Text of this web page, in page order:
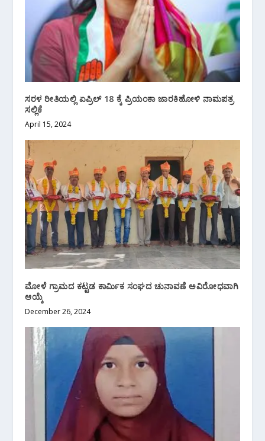
ಸರಳ ರೀತಿಯಲ್ಲಿ ಏಪ್ರಿಲ್ 18 ಕ್ಕೆ ಪ್ರಿಯಂಕಾ ಜಾರಕಿಹೋಳಿ ನಾಮಪತ್ರ
ಸಲ್ಲಿಕೆ
April 15, 2024
ಮೋಳೆ ಗ್ರಾಮದ ಕಟ್ಟಡ ಕಾರ್ಮಿಕ ಸಂಘದ ಚುನಾವಣೆ ಅವಿರೋಧವಾಗಿ
ಆಯ್ಕೆ
December 26, 2024